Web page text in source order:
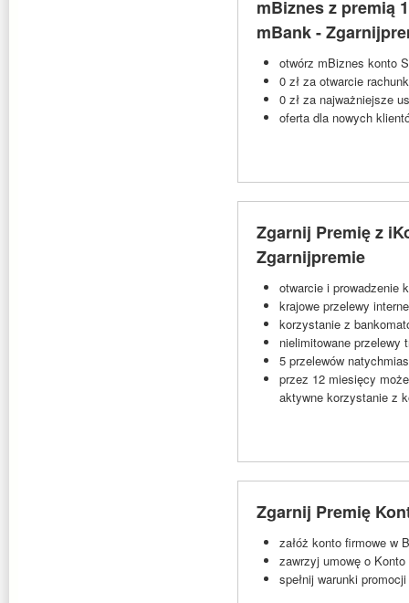
mBiznes z premią
mBank -
otwórz mBiznes konto
0 zł za otwarcie
0 zł za najważniejsze
oferta dla nowych
Zgarnij Premię z
Zgarnijpremie
otwarcie i prowadzenie
krajowe przelewy
korzystanie z
nielimitowane przelewy
5 przelewów
przez 12 miesięcy
aktywne korzystanie z
Zgarnij Premię
załóż konto firmowe w
zawrzyj umowę o
spełnij warunki